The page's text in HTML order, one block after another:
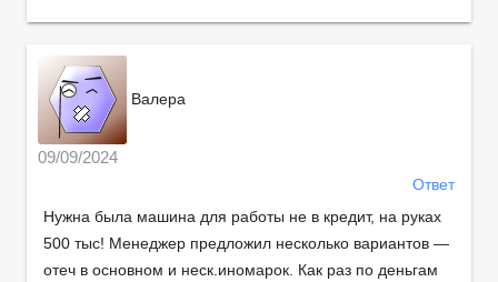
Валера
09/09/2024
Ответ
Нужна была машина для работы не в кредит, на руках
500 тыс! Менеджер предложил несколько вариантов —
отеч в основном и неск.иномарок. Как раз по деньгам